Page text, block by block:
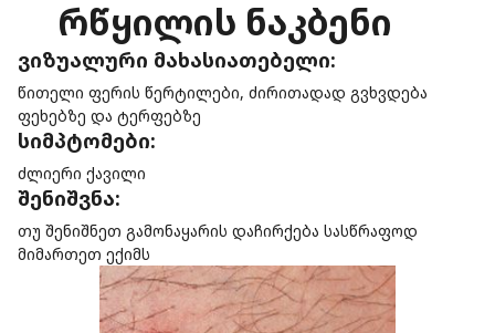
რწყილის ნაკბენი
ვიზუალური მახასიათებელი:
წითელი ფერის წერტილები, ძირითადად გვხვდება
ფეხებზე და ტერფებზე
სიმპტომები:
ძლიერი ქავილი
შენიშვნა:
თუ შენიშნეთ გამონაყარის დაჩირქება სასწრაფოდ
მიმართეთ ექიმს